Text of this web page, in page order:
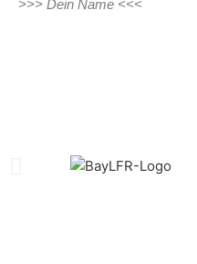
>>> Dein Name <<<